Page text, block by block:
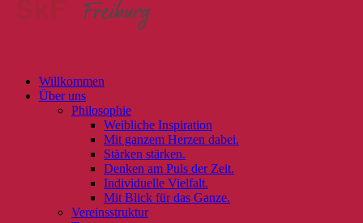
Willkommen
Über uns
Philosophie
Weibliche Inspiration
Mit ganzem Herzen dabei.
Stärken stärken.
Denken am Puls der Zeit.
Individuelle Vielfalt.
Mit Blick für das Ganze.
Vereinsstruktur